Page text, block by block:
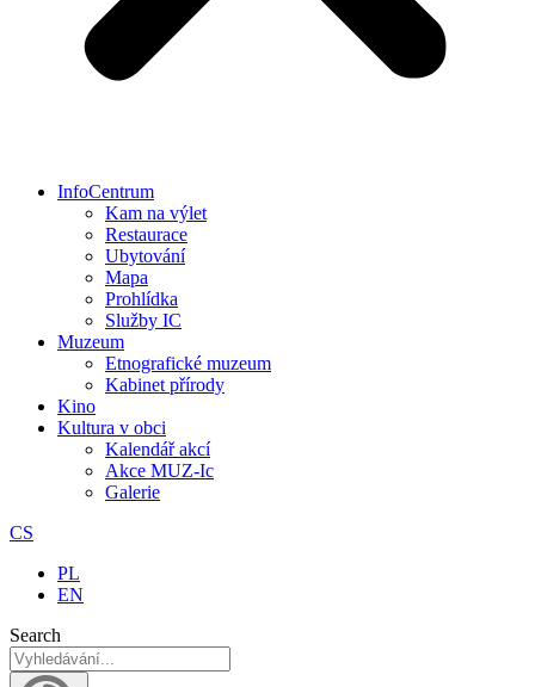
InfoCentrum
Kam na výlet
Restaurace
Ubytování
Mapa
Prohlídka
Služby IC
Muzeum
Etnografické muzeum
Kabinet přírody
Kino
Kultura v obci
Kalendář akcí
Akce MUZ-Ic​
Galerie
CS
PL
EN
Search